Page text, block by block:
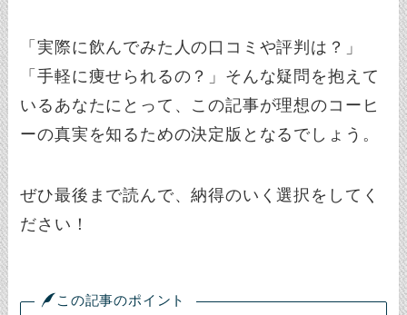
「実際に飲んでみた人の口コミや評判は？」
「手軽に痩せられるの？」そんな疑問を抱えて
いるあなたにとって、この記事が理想のコーヒ
ーの真実を知るための決定版となるでしょう。
ぜひ最後まで読んで、納得のいく選択をしてく
ださい！
この記事のポイント